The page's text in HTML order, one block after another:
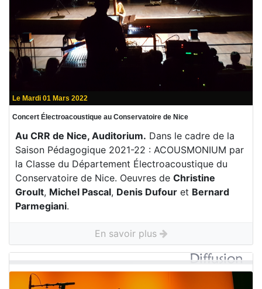
Le Mardi 01 Mars 2022
Concert Électroacoustique au Conservatoire de Nice
Au CRR de Nice, Auditorium. Dans le cadre de la
Saison Pédagogique 2021-22 : ACOUSMONIUM par
la Classe du Département Électroacoustique du
Conservatoire de Nice. Oeuvres de Christine
Groult, Michel Pascal, Denis Dufour et Bernard
Parmegiani.
En savoir plus